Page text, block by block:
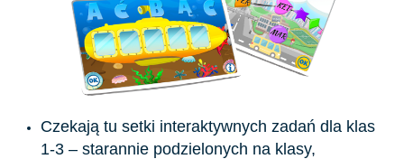
Czekają tu setki interaktywnych zadań dla klas
1-3 – starannie podzielonych na klasy,